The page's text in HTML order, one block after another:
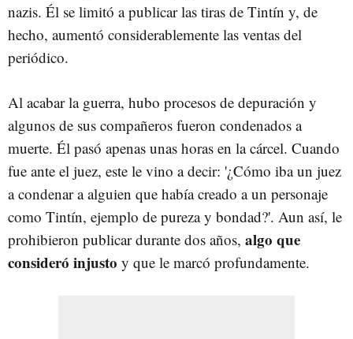
nazis. Él se limitó a publicar las tiras de Tintín y, de
hecho, aumentó considerablemente las ventas del
periódico.
Al acabar la guerra, hubo procesos de depuración y
algunos de sus compañeros fueron condenados a
muerte. Él pasó apenas unas horas en la cárcel. Cuando
fue ante el juez, este le vino a decir: '¿Cómo iba un juez
a condenar a alguien que había creado a un personaje
como Tintín, ejemplo de pureza y bondad?'. Aun así, le
prohibieron publicar durante dos años, algo que
consideró injusto y que le marcó profundamente.